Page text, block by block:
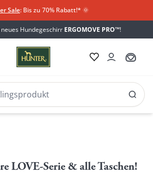
Sale: Bis zu 70% Rabatt!* 🌞
Hundegeschirr ERGOMOVE PRO™!
LOVE-Serie & alle Taschen!